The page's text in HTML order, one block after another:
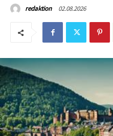
redaktion 02.08.2026